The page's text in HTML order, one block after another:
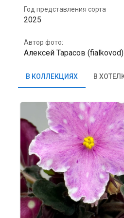
Год представления сорта
2025
Автор фото:
Алексей Тарасов (fialkovod)
В КОЛЛЕКЦИЯХ В